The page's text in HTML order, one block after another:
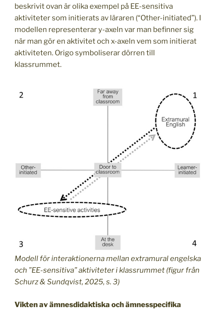
beskrivit ovan är olika exempel på EE-sensitiva
aktiviteter som initierats av läraren (“Other-initiated”). I
modellen representerar y-axeln var man befinner sig
när man gör en aktivitet och x-axeln vem som initierat
aktiviteten. Origo symboliserar dörren till
klassrummet.
Modell för interaktionerna mellan extramural engelska
och ”EE-sensitiva” aktiviteter i klassrummet (figur från
Schurz & Sundqvist, 2025, s. 3)
Vikten av ämnesdidaktiska och ämnesspecifika